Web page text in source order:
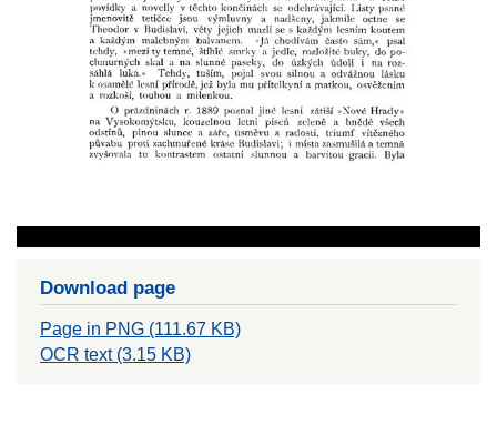
Download page
Page in PNG (111.67 KB)
OCR text (3.15 KB)